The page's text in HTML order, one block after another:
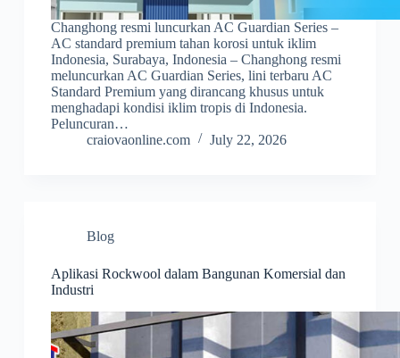
Changhong resmi luncurkan AC Guardian Series –
AC standard premium tahan korosi untuk iklim
Indonesia, Surabaya, Indonesia – Changhong resmi
meluncurkan AC Guardian Series, lini terbaru AC
Standard Premium yang dirancang khusus untuk
menghadapi kondisi iklim tropis di Indonesia.
Peluncuran…
craiovaonline.com
July 22, 2026
Blog
Aplikasi Rockwool dalam Bangunan Komersial dan
Industri